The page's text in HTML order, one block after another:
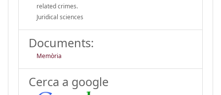
related crimes.
Juridical sciences
Documents:
Memòria
Cerca a google